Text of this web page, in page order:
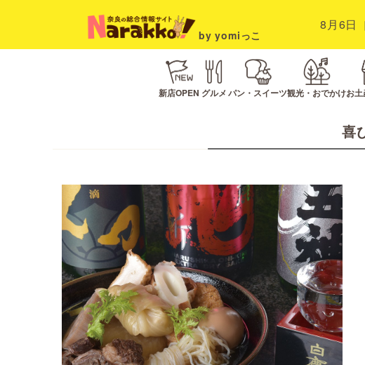
by yomiっこ
8月6日
新店OPEN グルメ パン・スイーツ観光・おでかけお
喜